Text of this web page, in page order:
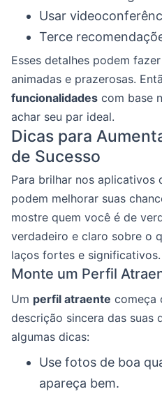
Usar
Terce
Esses detalhes podem
animadas e prazerosas.
funcionalidades com base
achar seu par ideal.
Dicas para
de Sucesso
Para brilhar nos aplicativos
podem melhorar suas
mostre quem você é de
verdadeiro e claro sobre o
laços fortes e significativos.
Monte um Perfil
Um perfil atraente começa
descrição sincera das suas
algumas dicas:
Use fotos de boa
apareça bem.